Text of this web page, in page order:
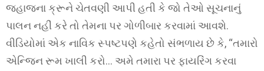
જહાજના ક્રૂને ચેતવણી આપી હતી કે જો તેઓ સૂચનાનું
પાલન નહીં કરે તો તેમના પર ગોળીબાર કરવામાં આવશે.
વીડિયોમાં એક નાવિક સ્પષ્ટપણે કહેતો સંભળાય છે કે, “તમારો
એન્જિન રૂમ ખાલી કરો… અમે તમારા પર ફાયરિંગ કરવા